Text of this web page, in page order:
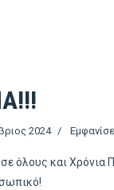
2024
όλους και Χρόνια